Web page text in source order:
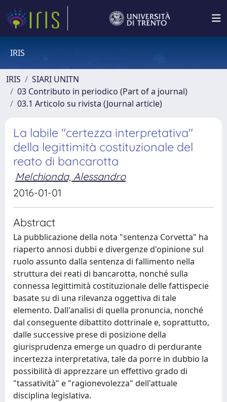
IRIS
IRIS
SIARI UNITN
03 Contributo in periodico (Part of a journal)
03.1 Articolo su rivista (Journal article)
La labile "certezza interpretativa"
della legittimità costituzionale del
reato di bancarotta
Melchionda, Alessandro
2016-01-01
Abstract
La pubblicazione della nota "sentenza Corvetta" ha
riaperto annosi dubbi e divergenze d'opinione sul
ruolo assunto dalla sentenza di fallimento nella
struttura dei reati di bancarotta, nonché sulla
connessa legittimità costituzionale delle fattispecie
basate su di una rilevanza oggettiva di tale
elemento. Dall'analisi di quella pronuncia, nonché
dal conseguente dibattito dottrinale e, soprattutto,
dalle successive prese di posizione della
giurisprudenza emerge un quadro di perdurante
incertezza interpretativa, tale da porre in dubbio la
possibilità di apprezzare un effettivo grado di
"tassatività" e "ragionevolezza" dell'attuale
disciplina legislativa.